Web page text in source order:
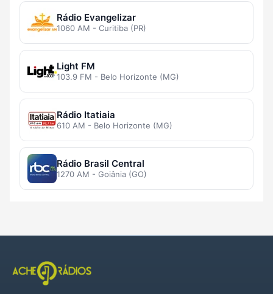
Rádio Evangelizar
1060 AM - Curitiba (PR)
Light FM
103.9 FM - Belo Horizonte (MG)
Rádio Itatiaia
610 AM - Belo Horizonte (MG)
Rádio Brasil Central
1270 AM - Goiânia (GO)